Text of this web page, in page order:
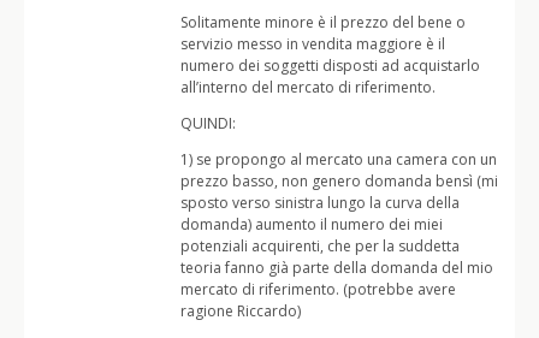
Solitamente minore è il prezzo del bene o
servizio messo in vendita maggiore è il
numero dei soggetti disposti ad acquistarlo
all’interno del mercato di riferimento.
QUINDI:
1) se propongo al mercato una camera con un
prezzo basso, non genero domanda bensì (mi
sposto verso sinistra lungo la curva della
domanda) aumento il numero dei miei
potenziali acquirenti, che per la suddetta
teoria fanno già parte della domanda del mio
mercato di riferimento. (potrebbe avere
ragione Riccardo)